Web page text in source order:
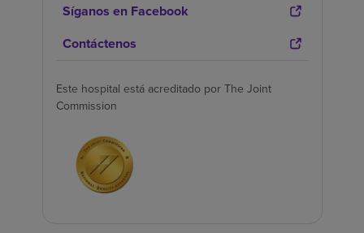
Síganos en Facebook
Contáctenos
Este hospital está acreditado por The Joint
Commission